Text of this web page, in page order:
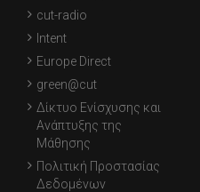
cut-radio
Intent
Europe Direct
green@cut
Δίκτυο Ενίσχυσης και
Ανάπτυξης της
Μάθησης
Πολιτική Προστασίας
Δεδομένων